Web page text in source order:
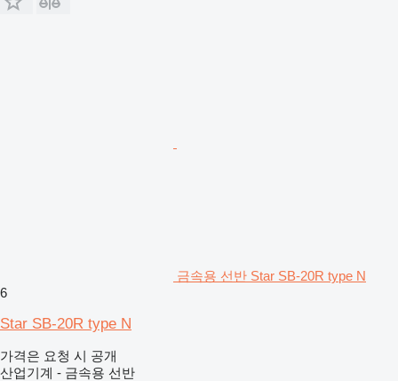
금속용 선반 Star SB-20R type N
6
Star SB-20R type N
가격은 요청 시 공개
산업기계 - 금속용 선반